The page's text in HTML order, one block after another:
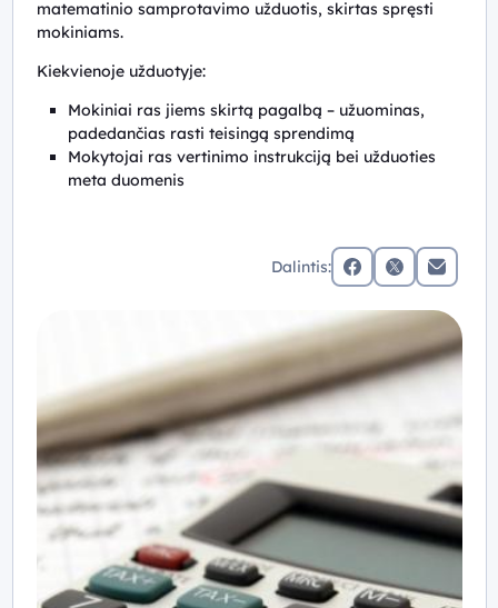
matematinio samprotavimo užduotis, skirtas spręsti
mokiniams.
Kiekvienoje užduotyje:
Mokiniai ras jiems skirtą pagalbą – užuominas,
padedančias rasti teisingą sprendimą
Mokytojai ras vertinimo instrukciją bei užduoties
meta duomenis
Dalintis:
facebookx (twitter)